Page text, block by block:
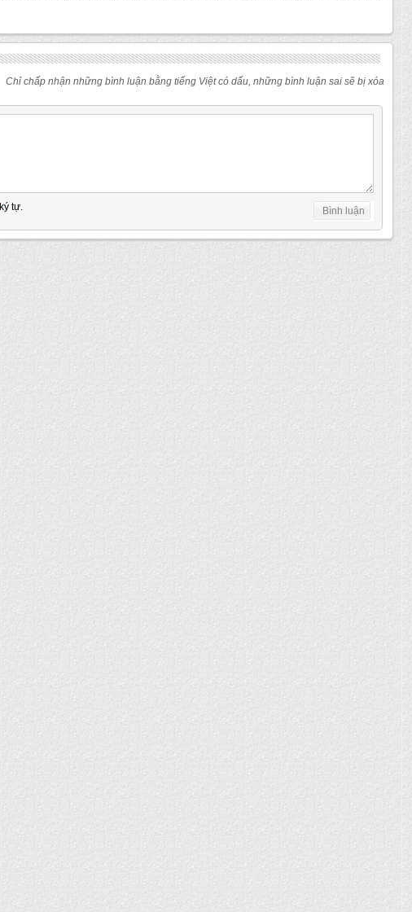
Chỉ chấp nhận những bình luận bằng tiếng Việt có dấu, những bình luận sai sẽ bị xóa
ký tự.